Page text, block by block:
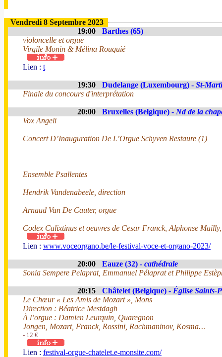
Vendredi 8 Septembre 2023
19:00
Barthes (65)
violoncelle et orgue
Virgile Monin & Mélina Rouquié
Lien : t
19:30 Dudelange (Luxembourg) - St-
Finale du concours d'interprétation
20:00 Bruxelles (Belgique) - Nd de la
Vox Angeli
Concert D’Inauguration De L’Orgue Schyven Restaure (1)
Ensemble Psallentes
Hendrik Vandenabeele, direction
Arnaud Van De Cauter, orgue
Codex Calixtinus et oeuvres de Cesar Franck, Alphonse
Lien : www.voceorgano.be/le-festival-voce-et-organo-2023/
20:00 Eauze (32) - cathédrale
Sonia Sempere Pelaprat, Emmanuel Pélaprat et Philippe
20:15 Châtelet (Belgique) - Église Saints-
Le Chœur « Les Amis de Mozart », Mons
Direction : Béatrice Mestdagh
À l’orgue : Damien Leurquin, Quaregnon
Jongen, Mozart, Franck, Rossini, Rachmaninov, Kosma…
- 12 €
Lien : festival-orgue-chatelet.e-monsite.com/